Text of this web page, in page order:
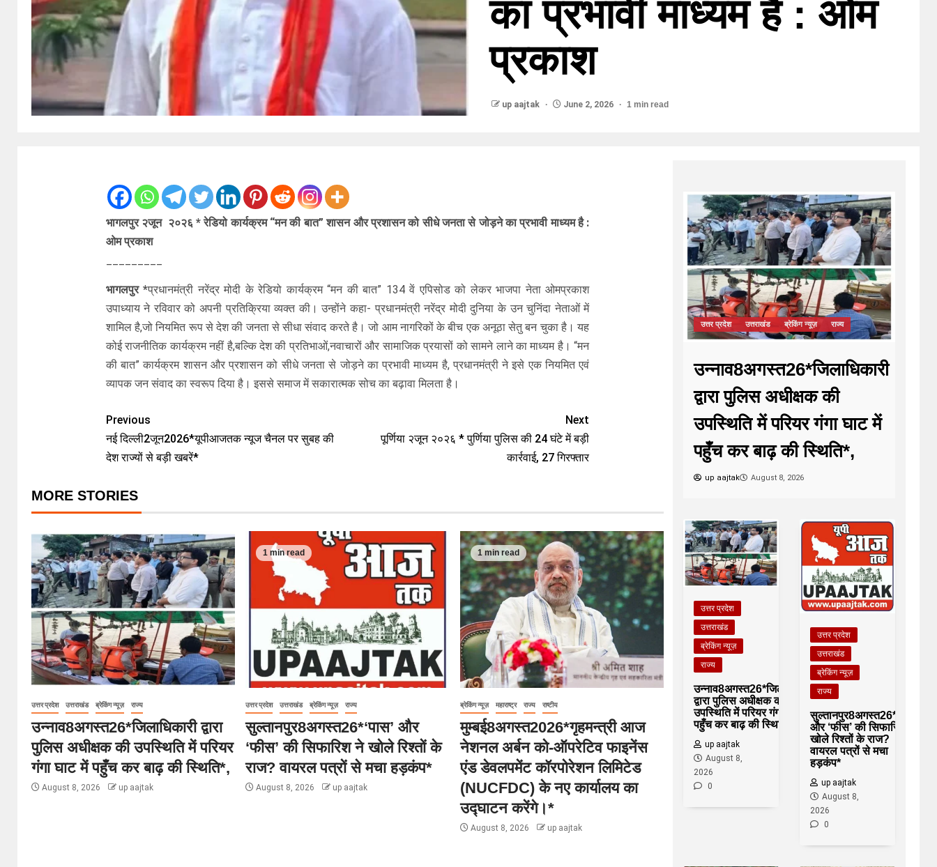
का प्रभावी माध्यम है : ओम
प्रकाश
up aajtak June 2, 2026 1 min read
भागलपुर २जून २०२६ * रेडियो कार्यक्रम “मन की बात” शासन और प्रशासन को सीधे जनता से जोड़ने का प्रभावी माध्यम है :
ओम प्रकाश
भागलपुर *प्रधानमंत्री नरेंद्र मोदी के रेडियो कार्यक्रम “मन की बात” 134 वें एपिसोड को लेकर भाजपा नेता ओमप्रकाश
उपाध्याय ने रविवार को अपनी प्रतिक्रिया व्यक्त की। उन्होंने कहा- प्रधानमंत्री नरेंद्र मोदी दुनिया के उन चुनिंदा नेताओं में
शामिल है,जो नियमित रूप से देश की जनता से सीधा संवाद करते है। जो आम नागरिकों के बीच एक अनूठा सेतु बन चुका है। यह
कोई राजनीतिक कार्यक्रम नहीं है,बल्कि देश की प्रतिभाओं,नवाचारों और सामाजिक प्रयासों को सामने लाने का माध्यम है। “मन
की बात” कार्यक्रम शासन और प्रशासन को सीधे जनता से जोड़ने का प्रभावी माध्यम है, प्रधानमंत्री ने इसे एक नियमित एवं
व्यापक जन संवाद का स्वरूप दिया है। इससे समाज में सकारात्मक सोच का बढ़ावा मिलता है।
Previous
नई दिल्ली2जून2026*यूपीआजतक न्यूज चैनल पर सुबह की
देश राज्यों से बड़ी खबरें*
Next
पूर्णिया २जून २०२६ * पुर्णिया पुलिस की 24 घंटे में बड़ी
कार्रवाई, 27 गिरफ्तार
MORE STORIES
उत्तर प्रदेश उत्तराखंड ब्रेकिंग न्यूज़ राज्य
उन्नाव8अगस्त26*जिलाधिकारी द्वारा
पुलिस अधीक्षक की उपस्थिति में परियर
गंगा घाट में पहुँच कर बाढ़ की स्थिति*,
August 8, 2026 up aajtak
1 min read
उत्तर प्रदेश उत्तराखंड ब्रेकिंग न्यूज़ राज्य
सुल्तानपुर8अगस्त26*‘पास’ और
‘फीस’ की सिफारिश ने खोले रिश्तों के
राज? वायरल पत्रों से मचा हड़कंप*
August 8, 2026 up aajtak
1 min read
ब्रेकिंग न्यूज़ महाराष्ट्र राज्य राष्टीय
मुम्बई8अगस्त2026*गृहमन्त्री आज
नेशनल अर्बन को-ऑपरेटिव फाइनेंस
एंड डेवलपमेंट कॉरपोरेशन लिमिटेड
(NUCFDC) के नए कार्यालय का
उद्घाटन करेंगे।*
August 8, 2026 up aajtak
उत्तर प्रदेश उत्तराखंड ब्रेकिंग न्यूज़ राज्य
उन्नाव8अगस्त26*जिलाधिकारी
द्वारा पुलिस अधीक्षक की
उपस्थिति में परियर गंगा घाट में
पहुँच कर बाढ़ की स्थिति*,
up aajtak August 8, 2026
उत्तर प्रदेश
उत्तराखंड
ब्रेकिंग न्यूज़
राज्य
उन्नाव8अगस्त26*जिलाधिकारी
द्वारा पुलिस अधीक्षक की
उपस्थिति में परियर गंगा घाट में
पहुँच कर बाढ़ की स्थिति*,
up aajtak
August 8,
2026
0
उत्तर प्रदेश
उत्तराखंड
ब्रेकिंग न्यूज़
राज्य
सुल्तानपुर8अगस्त26*‘पास’
और ‘फीस’ की सिफारिश ने
खोले रिश्तों के राज?
वायरल पत्रों से मचा
हड़कंप*
up aajtak
August 8,
2026
0